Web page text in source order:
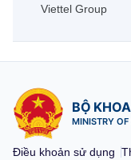
Đại học Bách Khoa, TP
BỘ
MINISTRY
Điều khoản sử dụng